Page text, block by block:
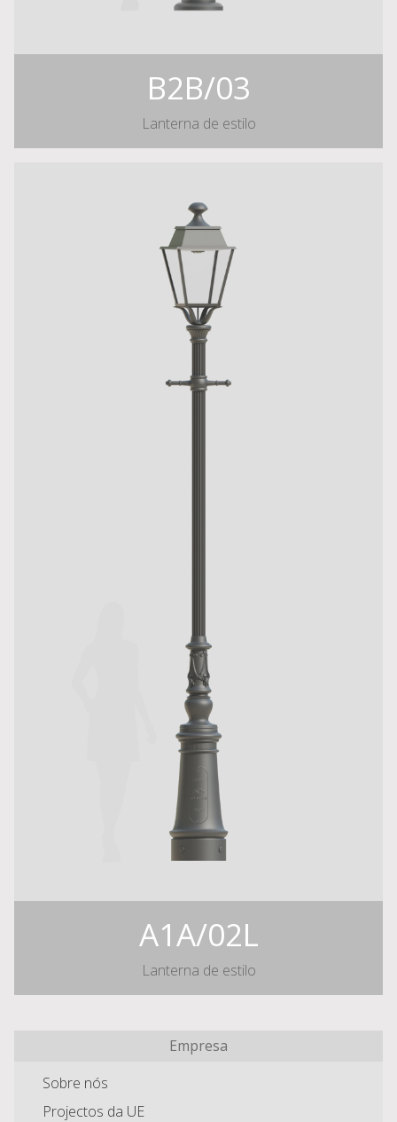
B2B/03
Lanterna de estilo
A1A/02L
Lanterna de estilo
Empresa
Sobre nós
Projectos da UE